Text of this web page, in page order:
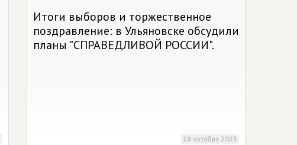
Итоги выборов и торжественное
поздравление: в Ульяновске обсудили
планы "СПРАВЕДЛИВОЙ РОССИИ".
18 октября 2025